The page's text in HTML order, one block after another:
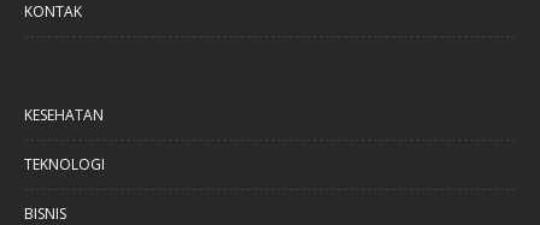
KONTAK
KESEHATAN
TEKNOLOGI
BISNIS